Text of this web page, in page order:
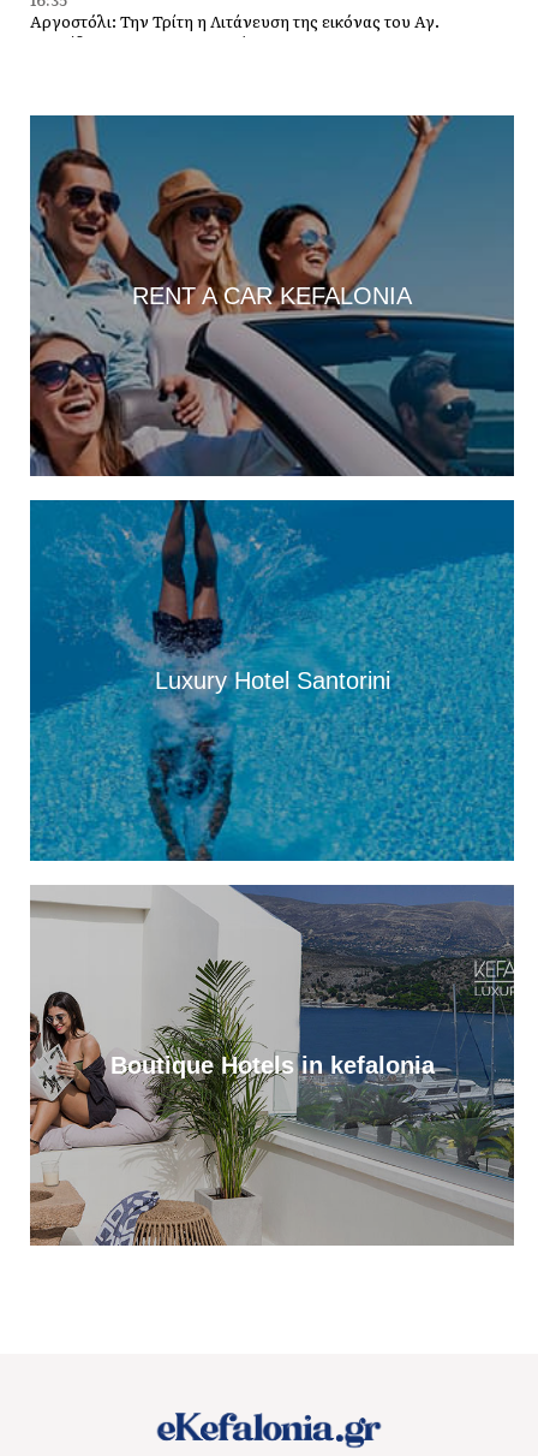
Αργοστόλι: Την Τρίτη η Λιτάνευση της εικόνας του Αγ.
Σπυρίδωνα για τους σεισμούς του 53
Η Ελένη Μενεγάκη στο Φισκάρδο, στο εστιατόριο της Τασίας
13:40
Γιάννης Τρεπεκλής: Τιμή στη μνήμη του Αθανασίου Μπεσλεμέ
και σε όσους δίνουν τη μάχη με τις φλόγες
13:35
Δημήτρης Μπάσης στην Αγία Ευφημία: Μεγάλη συναυλία με
ελεύθερη είσοδο στις 12 Αυγούστου
13:30
Οι εκδηλώσεις στον Δήμο Αργοστολίου το τριήμερο 7, 8 και 9
Αυγούστου
13:28
Ένα μεγάλο «ευχαριστώ» στα Νοσοκομεία Κεφαλονιάς –
«Στάθηκαν δίπλα μας σε μια πολύ δύσκολη στιγμή»
Στον “εθνικό κήρυκα” η αυθεντική πλευρά του νησιού. Από
Φτέρη και Κουτσουπιά μέχρι Κουρκουμελάτα, Αίνο και
παραδοσιακά πανηγύρια
13:10
Τα άλογα του Αίνου, σύμμαχοι στην αντιμετώπιση της
13:04
Παράσταση Καραγκιόζη την Παρασκευή 7 Αυγούστου, στα
Τουλιάτα Ερίσου
12:49
Παραδοσιακό πανηγύρι στις 8 Αυγούστου, στον Άγιο Νικόλαο
Ελειού-Πρόννων
12:49
Πρωτοφανής προσέλευση 3.500 ατόμων «βούλιαξε» τον Πόρο
Κεφαλονιάς στο πανηγύρι του Σωτήρος!
12:36
Απονομή υποτροφιών, από το Ίδρυμα Αδελφών Στυλιανού
Τυπάλδου [εικόνες]
12:24
Απόψε, ποιητική βραδιά από τον Πολιτιστικό Σύλλογο “Το
Πυργί”, στο Τσακαρισιάνο
11:56
Αντίστροφη μέτρηση για το Μουσικό Φεστιβάλ “PALI EKEI”, στο
Ληξούρι. Αναλυτικό timeline
Στο Tassia Restaurant στο Φισκάρδο ο Κώστας Παπανικολάου
RENT A CAR KEFALONIA
Luxury Hotel Santorini
Boutique Hotels in kefalonia